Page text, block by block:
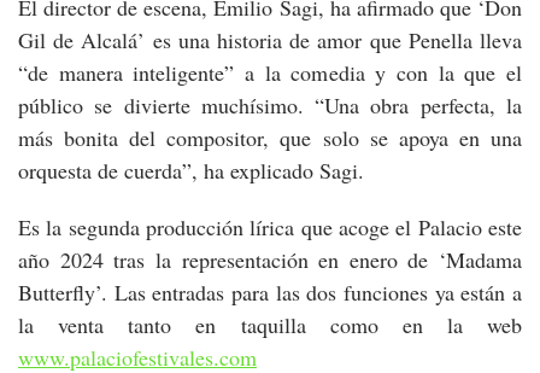
El director de escena, Emilio Sagi, ha afirmado que ‘Don
Gil de Alcalá’ es una historia de amor que Penella lleva
“de manera inteligente” a la comedia y con la que el
público se divierte muchísimo. “Una obra perfecta, la
más bonita del compositor, que solo se apoya en una
orquesta de cuerda”, ha explicado Sagi.
Es la segunda producción lírica que acoge el Palacio este
año 2024 tras la representación en enero de ‘Madama
Butterfly’. Las entradas para las dos funciones ya están a
la venta tanto en taquilla como en la web
www.palaciofestivales.com